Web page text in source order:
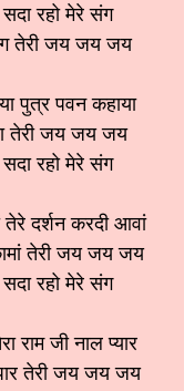
रहो मेरे संग
तेरी जय जय जय
पुत्र पवन कहाया
तेरी जय जय जय
रहो मेरे संग
तेरे दर्शन करदी आवां
तेरी जय जय जय
रहो मेरे संग
राम जी नाल प्यार
तेरी जय जय जय